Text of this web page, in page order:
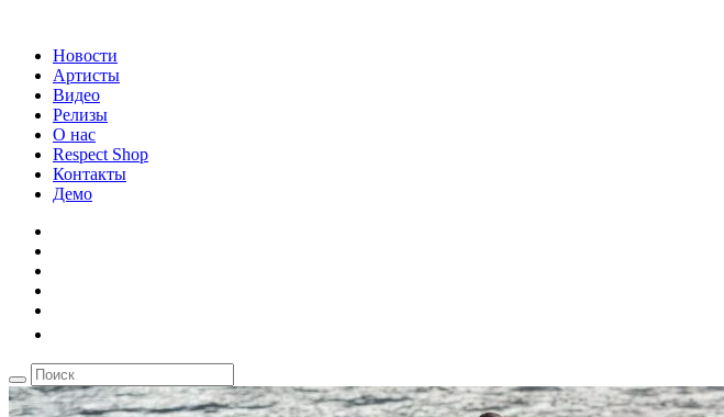
Новости
Артисты
Видео
Релизы
О нас
Respect Shop
Контакты
Демо